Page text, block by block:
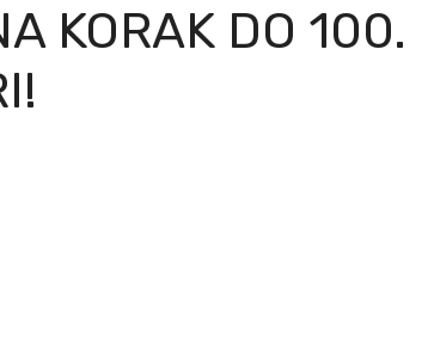
KORAK DO 100.